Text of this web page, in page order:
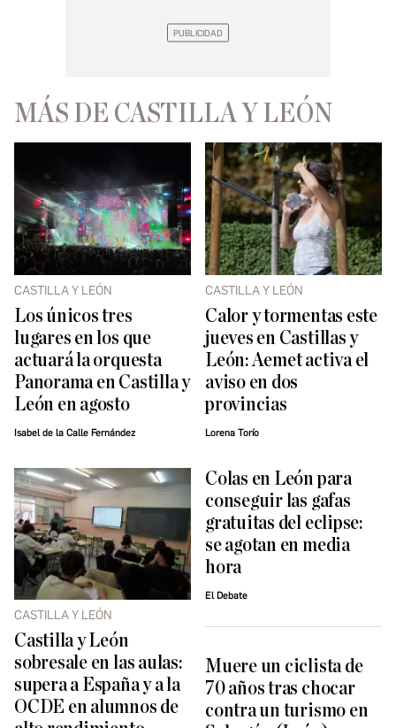
MÁS DE CASTILLA Y LEÓN
CASTILLA Y LEÓN
Los únicos tres
lugares en los que
actuará la orquesta
Panorama en Castilla y
León en agosto
Isabel de la Calle Fernández
CASTILLA Y LEÓN
Calor y tormentas este
jueves en Castillas y
León: Aemet activa el
aviso en dos
provincias
Lorena Torío
CASTILLA Y LEÓN
Castilla y León
sobresale en las aulas:
supera a España y a la
OCDE en alumnos de
Colas en León para
conseguir las gafas
gratuitas del eclipse:
se agotan en media
hora
El Debate
Muere un ciclista de
70 años tras chocar
contra un turismo en